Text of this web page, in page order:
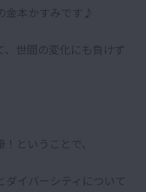
金本かすみです♪
世間の変化にも負けず
ということで、
ダイバーシティについて